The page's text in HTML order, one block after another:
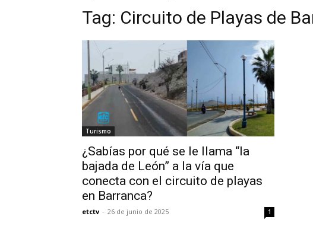
Tag: Circuito de Playas de
Turismo
¿Sabías por qué se le llama “la
bajada de León” a la vía que
conecta con el circuito de playas
en Barranca?
etctv - 26 de junio de 2025 1